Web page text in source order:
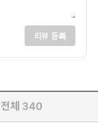
리뷰 등록
전체 340